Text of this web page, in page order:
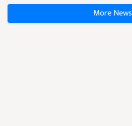
More News